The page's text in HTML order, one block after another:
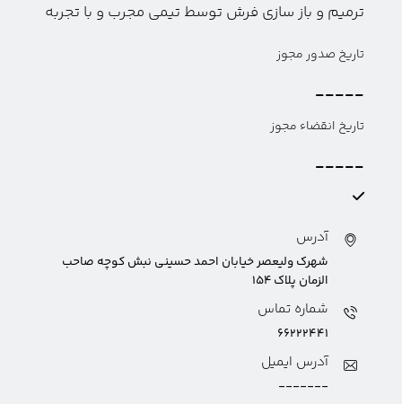
ترمیم و باز سازی فرش توسط تیمی مجرب و با تجربه
تاریخ صدور مجوز
-----
تاریخ انقضاء مجوز
-----
آدرس
شهرک ولیعصر خیابان احمد حسینی نبش کوچه صاحب
الزمان پلاک ۱۵۴
شماره تماس
۶۶۲۲۲۴۴۱
آدرس ایمیل
-------